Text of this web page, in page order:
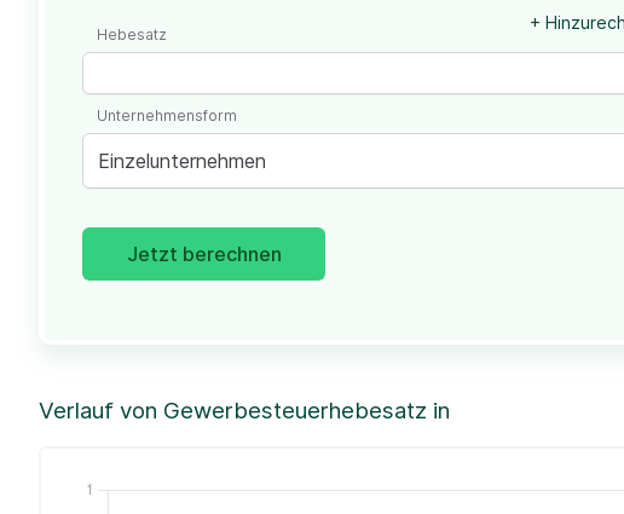
+
Hebesatz
Einzelunternehmen
Unternehmensform
Jetzt berechnen
Verlauf von Gewerbesteuerhebesatz in